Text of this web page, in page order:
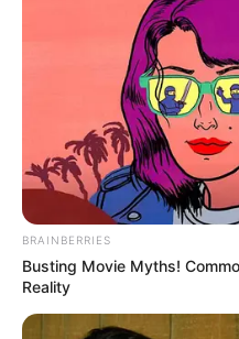
BRAINBERRIES
Busting Movie Myths!
Reality